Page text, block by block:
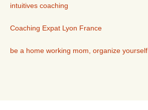
intuitives coaching
Coaching Expat Lyon France
be a home working mom, organize yourself